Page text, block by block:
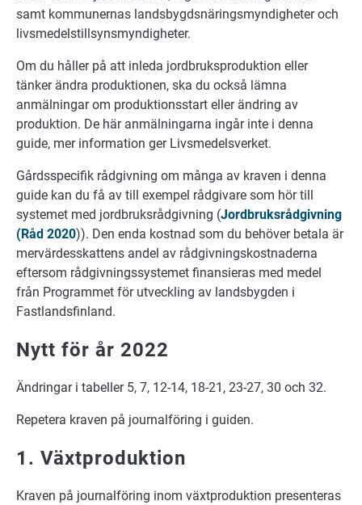
samt kommunernas landsbygdsnäringsmyndigheter och
livsmedelstillsynsmyndigheter.
Om du håller på att inleda jordbruksproduktion eller
tänker ändra produktionen, ska du också lämna
anmälningar om produktionsstart eller ändring av
produktion. De här anmälningarna ingår inte i denna
guide, mer information ger Livsmedelsverket.
Gårdsspecifik rådgivning om många av kraven i denna
guide kan du få av till exempel rådgivare som hör till
systemet med jordbruksrådgivning (Jordbruksrådgivning
(Råd 2020)). Den enda kostnad som du behöver betala är
mervärdesskattens andel av rådgivningskostnaderna
eftersom rådgivningssystemet finansieras med medel
från Programmet för utveckling av landsbygden i
Fastlandsfinland.
Nytt för år 2022
Ändringar i tabeller 5, 7, 12-14, 18-21, 23-27, 30 och 32.
Repetera kraven på journalföring i guiden.
1. Växtproduktion
Kraven på journalföring inom växtproduktion presenteras